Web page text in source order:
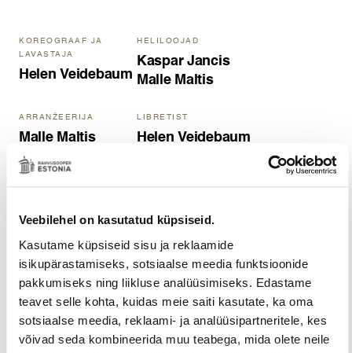
Veebilehel on kasutatud küpsiseid.
Kasutame küpsiseid sisu ja reklaamide
isikupärastamiseks, sotsiaalse meedia funktsioonide
pakkumiseks ning liikluse analüüsimiseks. Edastame
teavet selle kohta, kuidas meie saiti kasutate, ka oma
sotsiaalse meedia, reklaami- ja analüüsipartneritele, kes
võivad seda kombineerida muu teabega, mida olete neile
KOREOGRAAF JA
LAVASTAJA
Helen Veidebaum
HELILOOJAD
Kaspar Jancis
Malle Maltis
ARRANŽEERIJA
Malle Maltis
LIBRETIST
Helen Veidebaum
MUUSIKAJUHT JA
DIRIGENT
Jaan Ots
KUNSTNIK
Kaspar Jancis
Toimumise ajad